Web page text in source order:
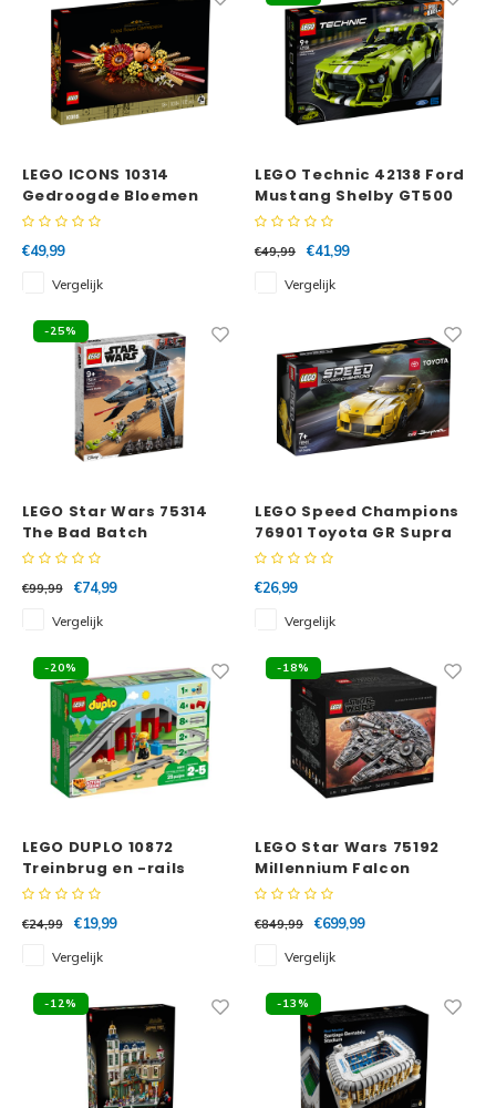
LEGO ICONS 10314
Gedroogde Bloemen
Tafelstuk
€49,99
Vergelijk
LEGO Technic 42138 Ford
Mustang Shelby GT500
€49,99
€41,99
Vergelijk
-25%
LEGO Star Wars 75314
The Bad Batch
aanvalsshuttle
€99,99
€74,99
Vergelijk
LEGO Speed Champions
76901 Toyota GR Supra
€26,99
Vergelijk
-20%
LEGO DUPLO 10872
Treinbrug en -rails
€24,99
€19,99
Vergelijk
-18%
LEGO Star Wars 75192
Millennium Falcon
€849,99
€699,99
Vergelijk
-12% -13%